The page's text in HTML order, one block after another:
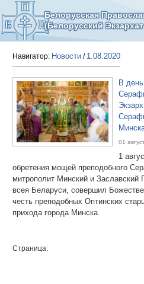
Белорусская
(Белорусский
Навигатор: Новости / 1.08.2020
В
01
1
обретения мощей преподобного
митрополит Минский и Заславский
всея Беларуси, совершил
честь преподобных Оптинских
прихода города Минска.
Страница: